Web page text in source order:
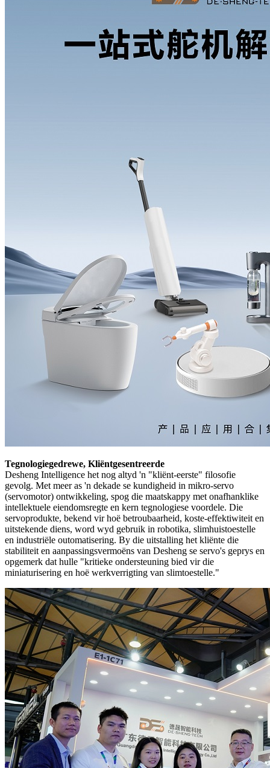
Tegnologiegedrewe, Kliëntgesentreerde
Desheng Intelligence het nog altyd 'n "kliënt-eerste" filosofie
gevolg. Met meer as 'n dekade se kundigheid in mikro-servo
(servomotor) ontwikkeling, spog die maatskappy met onafhanklike
intellektuele eiendomsregte en kern tegnologiese voordele. Die
servoprodukte, bekend vir hoë betroubaarheid, koste-effektiwiteit en
uitstekende diens, word wyd gebruik in robotika, slimhuistoestelle
en industriële outomatisering. By die uitstalling het kliënte die
stabiliteit en aanpassingsvermoëns van Desheng se servo's geprys en
opgemerk dat hulle "kritieke ondersteuning bied vir die
miniaturisering en hoë werkverrigting van slimtoestelle."